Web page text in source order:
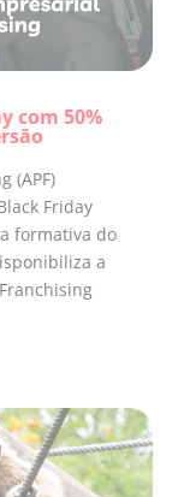
com 50%
(APF)
Friday
formativa do
a